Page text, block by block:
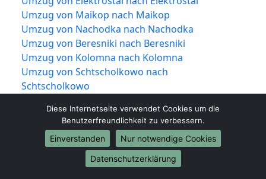
Umzug von Maikop nach Maikop
Umzug von Nachodka nach Nachodka
Umzug von Beresniki nach Beresniki
Umzug von Kolomna nach Kolomna
Umzug von Schtscholkowo nach
Schtscholkowo
Umzug von Kowrow nach Kowrow
Umzug von Neftekamsk nach Neftekamsk
Umzug von Kislowodsk nach Kislowodsk
Umzug von Bataisk nach Bataisk
Umzug von Rubzowsk nach Rubzowsk
Diese Internetseite verwendet Cookies um die
Benutzerfreundlichkeit zu verbessern.
Einverstanden
Nur notwendige Cookies
Datenschutzerklärung